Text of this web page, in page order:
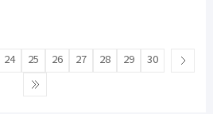
24 25 26 27 28 29 30